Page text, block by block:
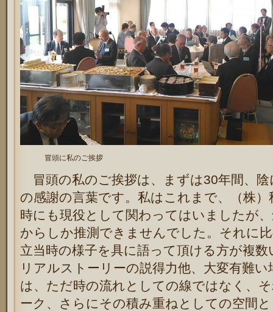
冒頭に私のご挨拶
冒頭の私のご挨拶は、まずは30年間、
の感謝の言葉です。私はこれまで、（株
時にも現役として関わってはいましたが
からしか推測できませんでした。それに
立当時の様子を具に語って頂ける方が複
リアルストーリーの説得力他、大変有難
は、ただ時の流れとしての線ではなく、
ーク、さらにその積み重ねとしての空間